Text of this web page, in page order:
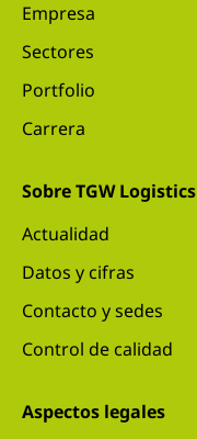
Empresa
Sectores
Portfolio
Carrera
Sobre TGW Logistics
Actualidad
Datos y cifras
Contacto y sedes
Control de calidad
Aspectos legales